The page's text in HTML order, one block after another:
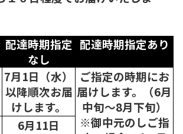
配達時期指定
なし
配達時期指定あり
7月1日（水）
以降順次お届
けします。
ご指定の時期にお
届けします。（6月
中旬～8月下旬）
※御中元のしご指
6月11日